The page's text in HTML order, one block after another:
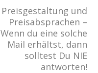
Preisgestaltung und
Preisabsprachen –
Wenn du eine solche
Mail erhältst, dann
solltest Du NIE
antworten!